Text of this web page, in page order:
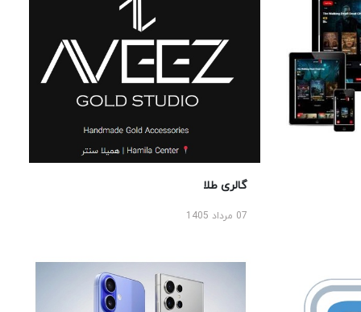
گالری طلا
07 مرداد 1405